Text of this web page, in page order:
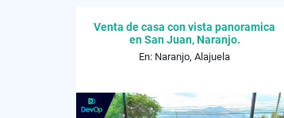
Venta de casa con vista panoramica
en San Juan, Naranjo.
En: Naranjo, Alajuela